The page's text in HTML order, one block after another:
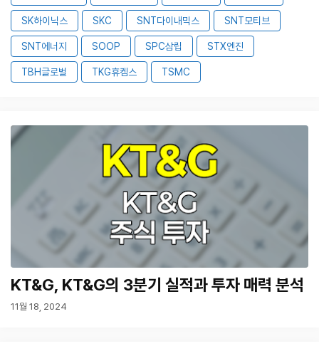
SK하이닉스 SKC SNT다이내믹스 SNT모티브
SNT에너지 SOOP SPC삼립 STX엔진
TBH글로벌 TKG휴켐스 TSMC
KT&G, KT&G의 3분기 실적과 투자 매력 분석
11월 18, 2024